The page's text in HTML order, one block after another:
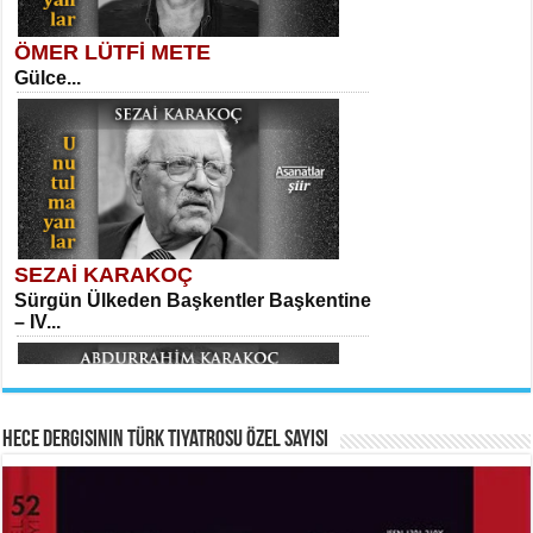
MEHMET TAŞTAN
Vagon’da Bir Şairle...
SITKI CANEY
Oruçla Devrim ve Özgürlüğe…...
HAYRETTİN TAYLAN
Sibel Orhan
İki Kırık Boşluk...
Meral Yağmur
Eski Bir Şiir...
ÖMER LÜTFİ METE
Gülce...
SEZAİ KARAKOÇ
Sürgün Ülkeden Başkentler Başkentine
– IV...
ABDURRAHİM KARAKOÇ
Hece Dergisinin Türk Tiyatrosu Özel Sayısı